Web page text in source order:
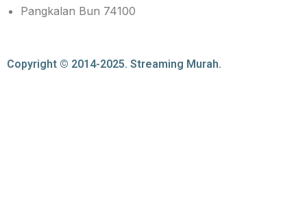
Pangkalan Bun 74100
Copyright © 2014-2025. Streaming Murah.